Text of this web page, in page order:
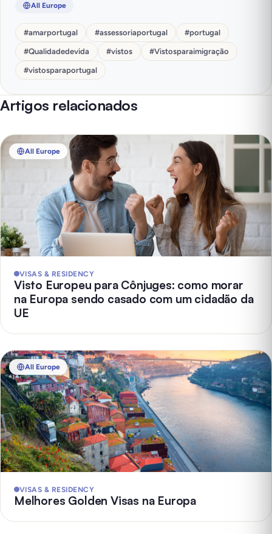
All Europe
#amarportugal #assessoriaportugal #portugal
#Qualidadedevida #vistos #Vistosparaimigração
#vistosparaportugal
Artigos relacionados
All Europe
VISAS & RESIDENCY
Visto Europeu para Cônjuges: como morar
na Europa sendo casado com um cidadão da
UE
All Europe
VISAS & RESIDENCY
Melhores Golden Visas na Europa